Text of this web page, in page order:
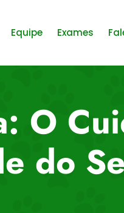
Equipe Exames
O
do